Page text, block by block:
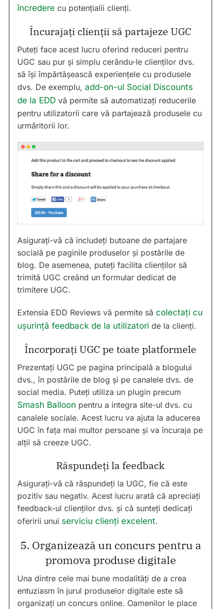
încredere cu potențialii clienți.
Încurajați clienții să partajeze UGC
Puteți face acest lucru oferind reduceri pentru
UGC sau pur și simplu cerându-le clienților dvs.
să își împărtășească experiențele cu produsele
dvs. De exemplu, add-on-ul Social Discounts
de la EDD vă permite să automatizați reducerile
pentru utilizatorii care vă partajează produsele cu
urmăritorii lor.
Asigurați-vă că includeți butoane de partajare
socială pe paginile produselor și postările de
blog. De asemenea, puteți facilita clienților să
trimită UGC creând un formular dedicat de
trimitere UGC.
Extensia EDD Reviews vă permite să colectați cu
ușurință feedback de la utilizatori de la clienți.
Încorporați UGC pe toate platformele
Prezentați UGC pe pagina principală a blogului
dvs., în postările de blog și pe canalele dvs. de
social media. Puteți utiliza un plugin precum
Smash Balloon pentru a integra site-ul dvs. cu
canalele sociale. Acest lucru va ajuta la aducerea
UGC în fața mai multor persoane și va încuraja pe
alții să creeze UGC.
Răspundeți la feedback
Asigurați-vă că răspundeți la UGC, fie că este
pozitiv sau negativ. Acest lucru arată că apreciați
feedback-ul clienților dvs. și că sunteți dedicați
oferirii unui serviciu clienți excelent.
5. Organizează un concurs pentru a
promova produse digitale
Una dintre cele mai bune modalități de a crea
entuziasm în jurul produselor digitale este să
organizați un concurs online. Oamenilor le place